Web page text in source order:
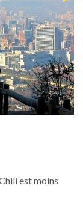
est moins